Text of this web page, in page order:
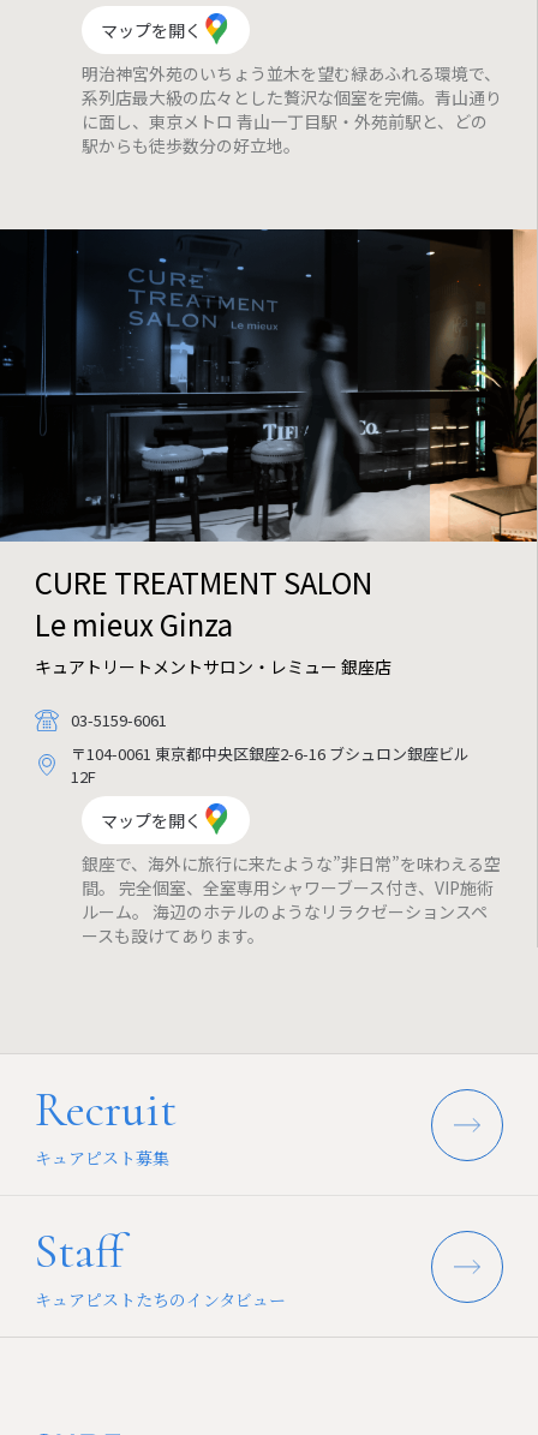
マップを開く
明治神宮外苑のいちょう並木を望む緑あふれる環境で、
系列店最大級の広々とした贅沢な個室を完備。青山通り
に面し、東京メトロ 青山一丁目駅・外苑前駅と、どの
駅からも徒歩数分の好立地。
CURE TREATMENT SALON
Le mieux Ginza
キュアトリートメントサロン・レミュー 銀座店
03-5159-6061
〒104-0061 東京都中央区銀座2-6-16 ブシュロン銀座ビル
12F
マップを開く
銀座で、海外に旅行に来たような”非日常”を味わえる空
間。 完全個室、全室専用シャワーブース付き、VIP施術
ルーム。 海辺のホテルのようなリラクゼーションスペ
ースも設けてあります。
Recruit
キュアピスト募集
Staff
キュアピストたちのインタビュー